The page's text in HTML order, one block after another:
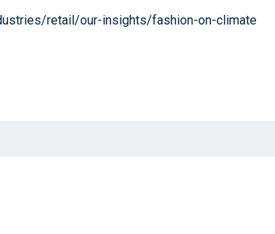
retail/our-insights/fashion-on-climate